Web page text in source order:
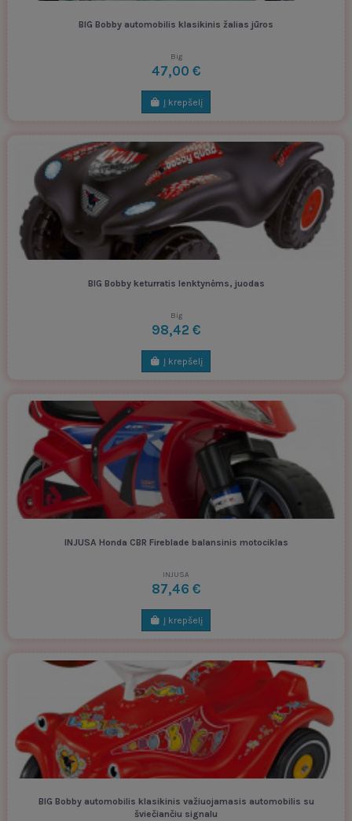
BIG Bobby automobilis klasikinis žalias jūros
Big
47,00 €
Į krepšelį
BIG Bobby keturratis lenktynėms, juodas
Big
98,42 €
Į krepšelį
INJUSA Honda CBR Fireblade balansinis motociklas
INJUSA
87,46 €
Į krepšelį
BIG Bobby automobilis klasikinis važiuojamasis automobilis su
šviečiančiu signalu